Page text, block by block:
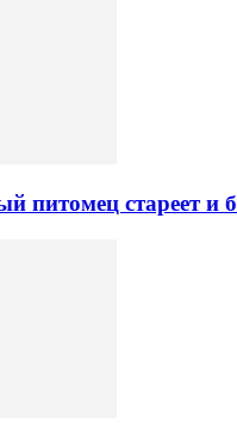
питомец стареет и